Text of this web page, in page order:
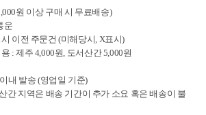
원 이상 구매 시 무료배송)
운
이전 주문건 (미해당시, X표시)
: 제주 4,000원, 도서산간 5,000원
내 발송 (영업일 기준)
간 지역은 배송 기간이 추가 소요 혹은 배송이 불